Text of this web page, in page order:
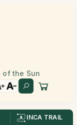
of the Sun
INCA TRAIL